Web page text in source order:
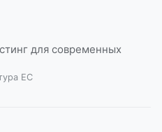
для современных
ЕС